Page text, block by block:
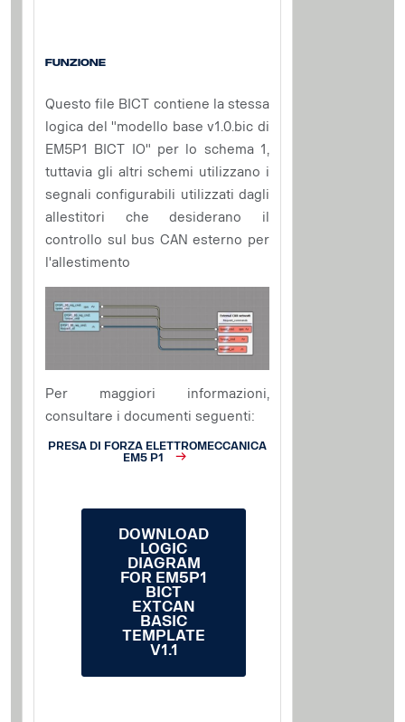
Funzione
Questo file BICT contiene la stessa
logica del "modello base v1.0.bic di
EM5P1 BICT IO" per lo schema 1,
tuttavia gli altri schemi utilizzano i
segnali configurabili utilizzati dagli
allestitori che desiderano il
controllo sul bus CAN esterno per
l'allestimento
Per maggiori informazioni,
consultare i documenti seguenti:
PRESA DI FORZA ELETTROMECCANICA
EM5 P1
DOWNLOAD
LOGIC
DIAGRAM
FOR EM5P1
BICT
EXTCAN
BASIC
TEMPLATE
V1.1